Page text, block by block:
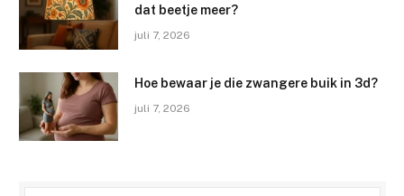
dat beetje meer?
juli 7, 2026
Hoe bewaar je die zwangere buik in 3d?
juli 7, 2026